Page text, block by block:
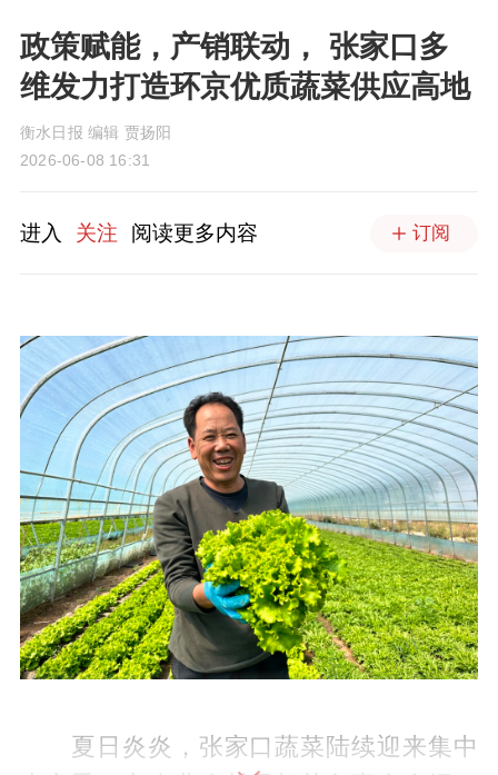
政策赋能，产销联动， 张家口多
维发力打造环京优质蔬菜供应高地
衡水日报 编辑 贾扬阳
2026-06-08 16:31
进入 关注 阅读更多内容 订阅
夏日炎炎，张家口蔬菜陆续迎来集中